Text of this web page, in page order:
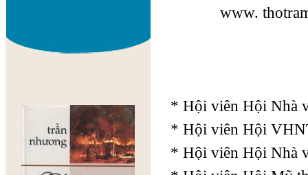
www.
* Hội viên Hội Nhà
* Hội viên Hội
* Hội viên Hội Nhà